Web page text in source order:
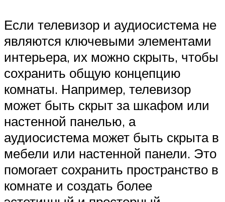
Если телевизор и аудиосистема не
являются ключевыми элементами
интерьера, их можно скрыть, чтобы
сохранить общую концепцию
комнаты. Например, телевизор
может быть скрыт за шкафом или
настенной панелью, а
аудиосистема может быть скрыта в
мебели или настенной панели. Это
помогает сохранить пространство в
комнате и создать более